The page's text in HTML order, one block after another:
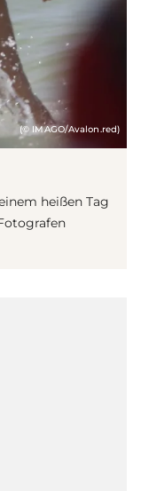
(© IMAGO/Avalon.red)
heißen Tag